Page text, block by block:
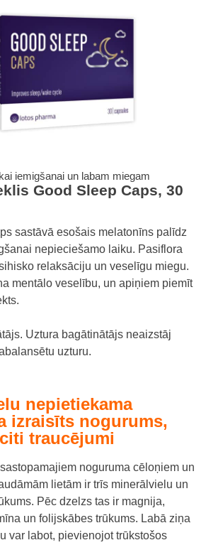
iemigšanai un labam miegam
Good Sleep Caps, 30
sastāvā esošais melatonīns palīdz
nepieciešamo laiku. Pasiflora
relaksāciju un veselīgu miegu.
mentālo veselību, un apiņiem piemīt
Uztura bagātinātājs neaizstāj
uzturu.
nepietiekama
izraisīts nogurums,
traucējumi
noguruma cēloņiem un
lietām ir trīs minerālvielu un
Pēc dzelzs tas ir magnija,
un folijskābes trūkums. Labā ziņa
var labot, pievienojot trūkstošos